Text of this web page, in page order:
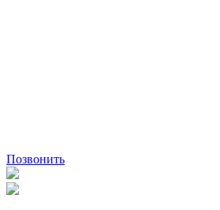
Позвонить